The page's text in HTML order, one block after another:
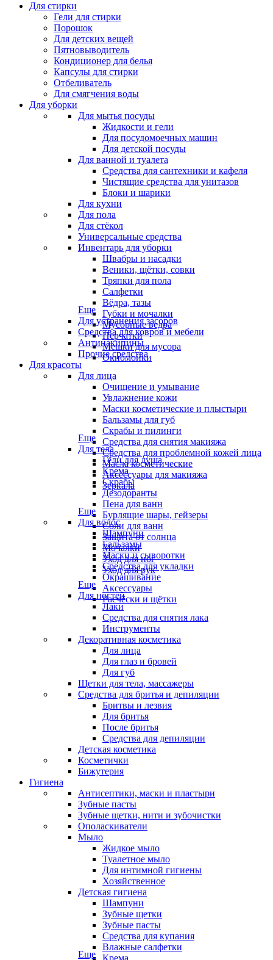
Для стирки
Гели для стирки
Порошок
Для детских вещей
Пятновыводитель
Кондиционер для белья
Капсулы для стирки
Отбеливатель
Для смягчения воды
Для уборки
Для мытья посуды
Жидкости и гели
Для посудомоечных машин
Для детской посуды
Для ванной и туалета
Средства для сантехники и кафеля
Чистящие средства для унитазов
Блоки и шарики
Для кухни
Для пола
Для стёкол
Универсальные средства
Инвентарь для уборки
Швабры и насадки
Веники, щётки, совки
Тряпки для пола
Салфетки
Вёдра, тазы
Губки и мочалки
Мусорные ведра
Перчатки
Мешки для мусора
Окномойки
Еще
Для устранения засоров
Средства для ковров и мебели
Антинакипины
Прочие средства
Для красоты
Для лица
Очищение и умывание
Увлажнение кожи
Маски косметические и плыстыри
Бальзамы для губ
Скрабы и пилинги
Средства для снятия макияжа
Средства для проблемной кожей лица
Масла косметические
Аксессуары для макияжа
Зеркала
Еще
Для тела
Гели для душа
Крема
Скрабы
Дезодоранты
Пена для ванн
Бурлящие шары, гейзеры
Соли для ванн
Защита от солнца
Мочалки
Уход для ног
Уход для рук
Еще
Для волос
Шампуни
Бальзамы
Маски и сыворотки
Средства для укладки
Окрашивание
Аксессуары
Расчёски и щётки
Еще
Для ногтей
Лаки
Средства для снятия лака
Инструменты
Декоративная косметика
Для лица
Для глаз и бровей
Для губ
Щетки для тела, массажеры
Средства для бритья и депиляции
Бритвы и лезвия
Для бритья
После бритья
Средства для депиляции
Детская косметика
Косметички
Бижутерия
Гигиена
Антисептики, маски и пластыри
Зубные пасты
Зубные щетки, нити и зубочистки
Ополаскиватели
Мыло
Жидкое мыло
Туалетное мыло
Для интимной гигиены
Хозяйственное
Детская гигиена
Шампуни
Зубные щетки
Зубные пасты
Средства для купания
Влажные салфетки
Крема
Еще